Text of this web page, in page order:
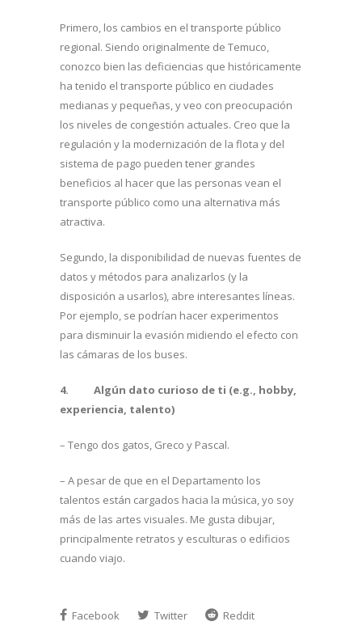
Primero, los cambios en el transporte público
regional. Siendo originalmente de Temuco,
conozco bien las deficiencias que históricamente
ha tenido el transporte público en ciudades
medianas y pequeñas, y veo con preocupación
los niveles de congestión actuales. Creo que la
regulación y la modernización de la flota y del
sistema de pago pueden tener grandes
beneficios al hacer que las personas vean el
transporte público como una alternativa más
atractiva.
Segundo, la disponibilidad de nuevas fuentes de
datos y métodos para analizarlos (y la
disposición a usarlos), abre interesantes líneas.
Por ejemplo, se podrían hacer experimentos
para disminuir la evasión midiendo el efecto con
las cámaras de los buses.
4. Algún dato curioso de ti (e.g., hobby,
experiencia, talento)
– Tengo dos gatos, Greco y Pascal.
– A pesar de que en el Departamento los
talentos están cargados hacia la música, yo soy
más de las artes visuales. Me gusta dibujar,
principalmente retratos y esculturas o edificios
cuando viajo.
Facebook Twitter Reddit